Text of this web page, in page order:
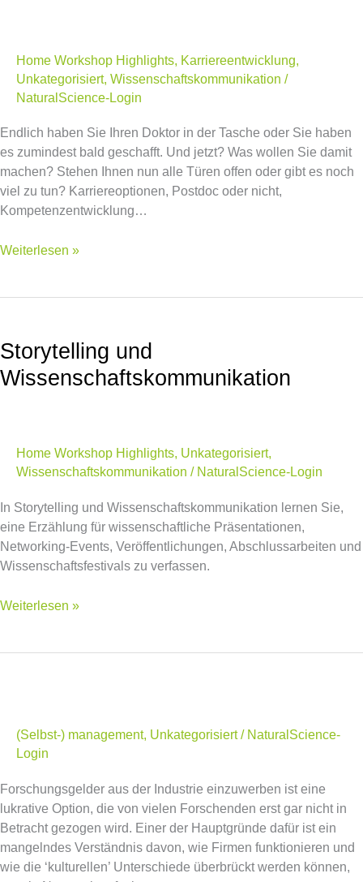
Home Workshop Highlights, Karriereentwicklung,
Unkategorisiert, Wissenschaftskommunikation /
NaturalScience-Login
Endlich haben Sie Ihren Doktor in der Tasche oder Sie haben
es zumindest bald geschafft. Und jetzt? Was wollen Sie damit
machen? Stehen Ihnen nun alle Türen offen oder gibt es noch
viel zu tun? Karriereoptionen, Postdoc oder nicht,
Kompetenzentwicklung…
Weiterlesen »
Storytelling und
Wissenschaftskommunikation
Home Workshop Highlights, Unkategorisiert,
Wissenschaftskommunikation / NaturalScience-Login
In Storytelling und Wissenschaftskommunikation lernen Sie,
eine Erzählung für wissenschaftliche Präsentationen,
Networking-Events, Veröffentlichungen, Abschlussarbeiten und
Wissenschaftsfestivals zu verfassen.
Wissenschaftskommunikation
Weiterlesen »
(Selbst-) management, Unkategorisiert/ NaturalScience-
Login
Forschungsgelder aus der Industrie einzuwerben ist eine
lukrative Option, die von vielen Forschenden erst gar nicht in
Betracht gezogen wird. Einer der Hauptgründe dafür ist ein
mangelndes Verständnis davon, wie Firmen funktionieren und
wie die ‘kulturellen’ Unterschiede überbrückt werden können,
einwerben